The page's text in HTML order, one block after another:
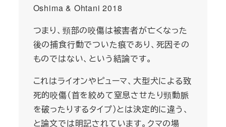
Oshima & Ohtani 2018
つまり、頸部の咬傷は被害者が亡くなった
後の捕食行動でついた痕であり、死因その
ものではない、という結論です。
これはライオンやピューマ、大型犬による致
死的咬傷（首を絞めて窒息させたり頸動脈
を破ったりするタイプ）とは決定的に違う、
と論文では明記されています。クマの場